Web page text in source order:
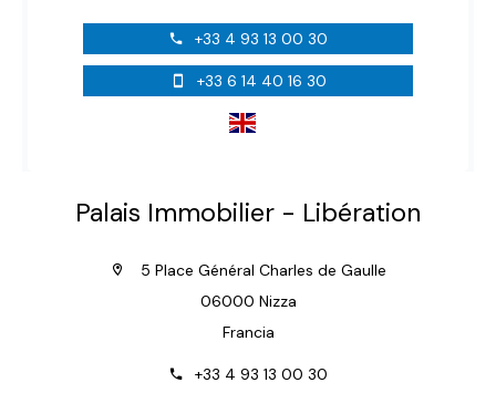
+33 4 93 13 00 30
+33 6 14 40 16 30
Palais Immobilier - Libération
5 Place Général Charles de Gaulle
06000 Nizza
Francia
+33 4 93 13 00 30